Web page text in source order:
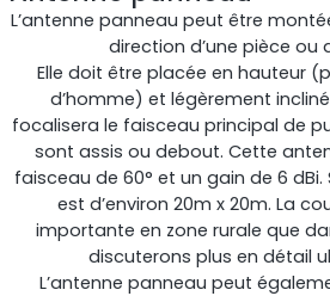
Planificateur
L’antenne panneau peut être
direction d’une pièce ou
Elle doit être placée en hauteur
d’homme) et légèrement
focalisera le faisceau principal de
sont assis ou debout. Cette
faisceau de 60° et un gain de 6
est d’environ 20m x 20m. La
importante en zone rurale que
discuterons plus en détail
L’antenne panneau peut